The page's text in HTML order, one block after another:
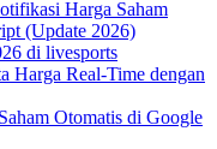
Harga Saham
(Update 2026)
di livesports
Harga Real-Time dengan
Otomatis di Google